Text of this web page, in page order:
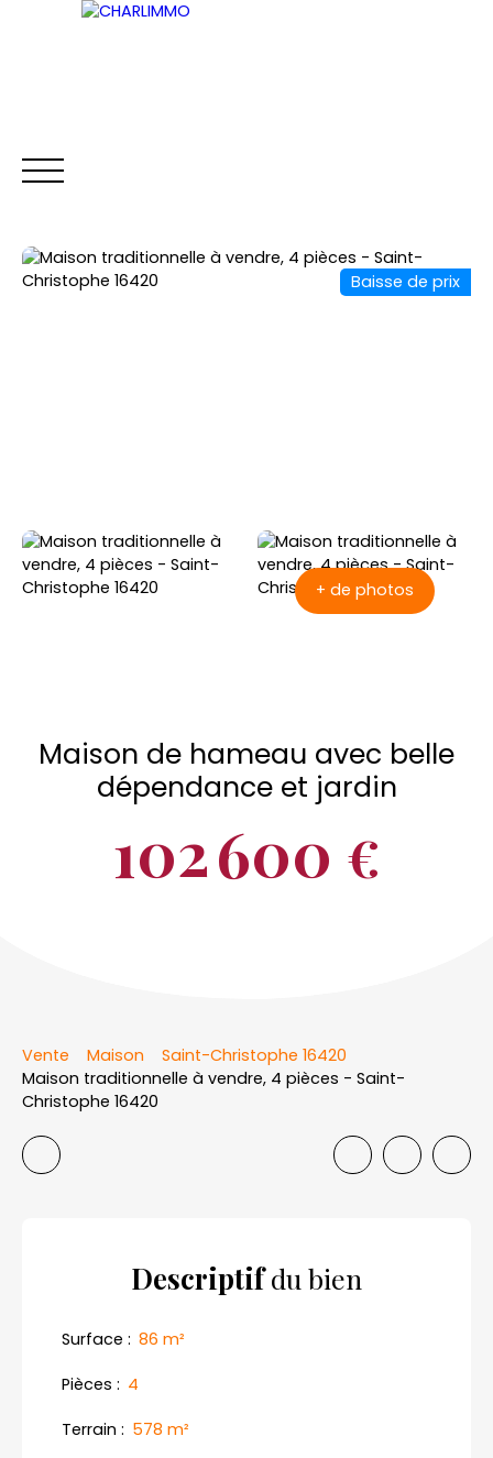
Être rappelé Baisse de prix
+ de photos
Maison de hameau avec belle
dépendance et jardin
102 600 €
Vente Maison
Saint-Christophe 16420
Maison traditionnelle à vendre, 4 pièces - Saint-
Christophe 16420
Descriptifdu bien
Surface : 86 m²
Pièces : 4
Terrain : 578 m²